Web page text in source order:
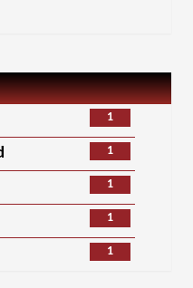
1
1
1
1
1